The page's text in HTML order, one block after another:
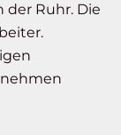
der Ruhr. Die